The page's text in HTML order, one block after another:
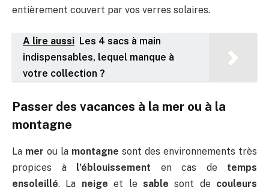
entièrement couvert par vos verres solaires.
A lire aussi Les 4 sacs à main
indispensables, lequel manque à
votre collection ?
Passer des vacances à la mer ou à la
montagne
La mer ou la montagne sont des environnements très
propices à l’éblouissement en cas de temps
ensoleillé. La neige et le sable sont de couleurs